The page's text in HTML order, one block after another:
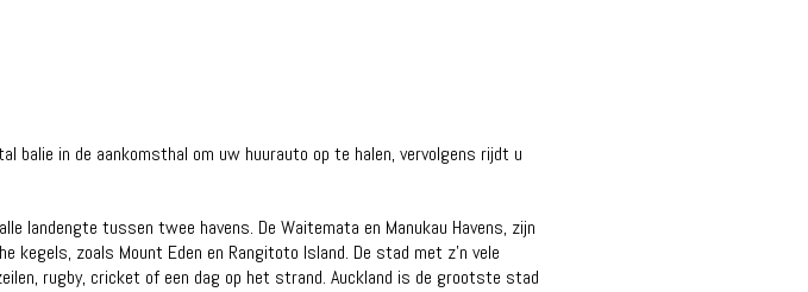
balie in de aankomsthal om uw huurauto op te halen, vervolgens rijdt u
landengte tussen twee havens. De Waitemata en Manukau Havens, zijn
kegels, zoals Mount Eden en Rangitoto Island. De stad met z’n vele
rugby, cricket of een dag op het strand. Auckland is de grootste stad